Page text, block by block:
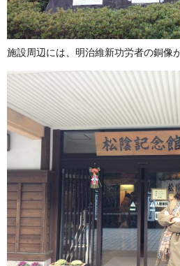
施設周辺には、明治維新功労者の銅像